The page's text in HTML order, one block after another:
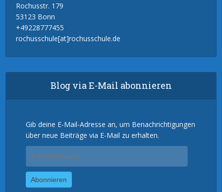
Rochusstr. 179
53123 Bonn
+49228777455
rochusschule[at]rochusschule.de
Blog via E-Mail abonnieren
Gib deine E-Mail-Adresse an, um Benachrichtigungen
über neue Beiträge via E-Mail zu erhalten.
Mail-
Adresse
Abonnieren